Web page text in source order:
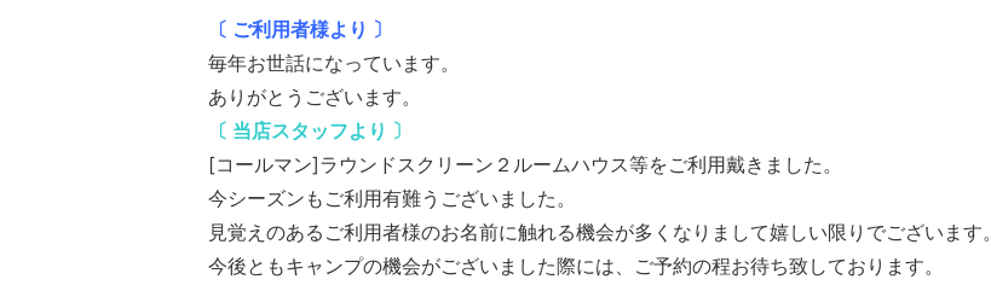
〔 ご利用者様より 〕
毎年お世話になっています。
ありがとうございます。
〔 当店スタッフより 〕
[コールマン]ラウンドスクリーン２ルームハウス等をご利用戴きました。
今シーズンもご利用有難うございました。
見覚えのあるご利用者様のお名前に触れる機会が多くなりまして嬉しい限りでございます。
今後ともキャンプの機会がございました際には、ご予約の程お待ち致しております。